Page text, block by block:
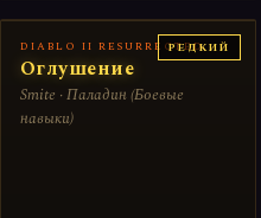
РЕДКИЙ
DIABLO II RESURRECTED
Оглушение
Smite · Паладин (Боевые
навыки)